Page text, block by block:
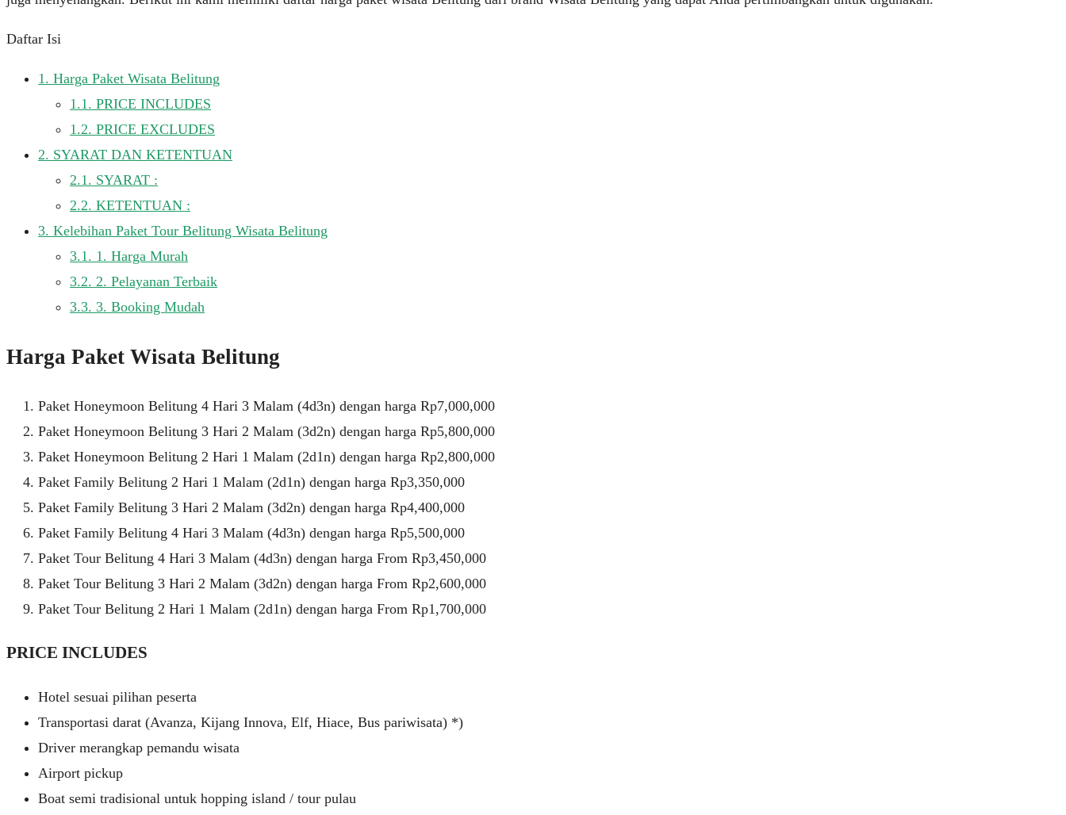
Daftar Isi
1. Harga Paket Wisata Belitung
1.1. PRICE INCLUDES
1.2. PRICE EXCLUDES
2. SYARAT DAN KETENTUAN
2.1. SYARAT :
2.2. KETENTUAN :
3. Kelebihan Paket Tour Belitung Wisata Belitung
3.1. 1. Harga Murah
3.2. 2. Pelayanan Terbaik
3.3. 3. Booking Mudah
Harga Paket Wisata Belitung
Paket Honeymoon Belitung 4 Hari 3 Malam (4d3n) dengan harga Rp7,000,000
Paket Honeymoon Belitung 3 Hari 2 Malam (3d2n) dengan harga Rp5,800,000
Paket Honeymoon Belitung 2 Hari 1 Malam (2d1n) dengan harga Rp2,800,000
Paket Family Belitung 2 Hari 1 Malam (2d1n) dengan harga Rp3,350,000
Paket Family Belitung 3 Hari 2 Malam (3d2n) dengan harga Rp4,400,000
Paket Family Belitung 4 Hari 3 Malam (4d3n) dengan harga Rp5,500,000
Paket Tour Belitung 4 Hari 3 Malam (4d3n) dengan harga From Rp3,450,000
Paket Tour Belitung 3 Hari 2 Malam (3d2n) dengan harga From Rp2,600,000
Paket Tour Belitung 2 Hari 1 Malam (2d1n) dengan harga From Rp1,700,000
PRICE INCLUDES
Hotel sesuai pilihan peserta
Transportasi darat (Avanza, Kijang Innova, Elf, Hiace, Bus pariwisata) *)
Driver merangkap pemandu wisata
Airport pickup
Boat semi tradisional untuk hopping island / tour pulau